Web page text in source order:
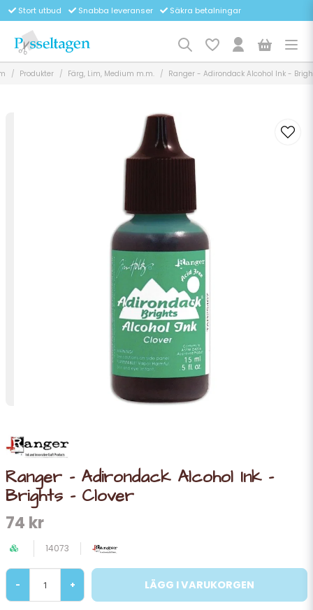
Stort utbud Snabba leveranser Säkra betalningar
Produkter Färg, Lim, Medium m.m. Ranger - Adirondack Alcohol Ink -
Ranger - Adirondack Alcohol Ink -
Brights - Clover
74 kr
14073
- + LÄGG I VARUKORGEN